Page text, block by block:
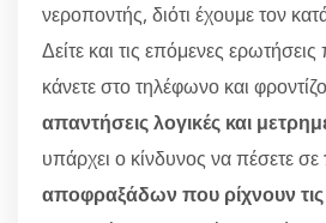
νεροποντής, διότι έχουμε τον
Δείτε και τις επόμενες
κάνετε στο τηλέφωνο και
απαντήσεις λογικές και
υπάρχει ο κίνδυνος να πέσετε σε
αποφραξάδων που ρίχνουν τις